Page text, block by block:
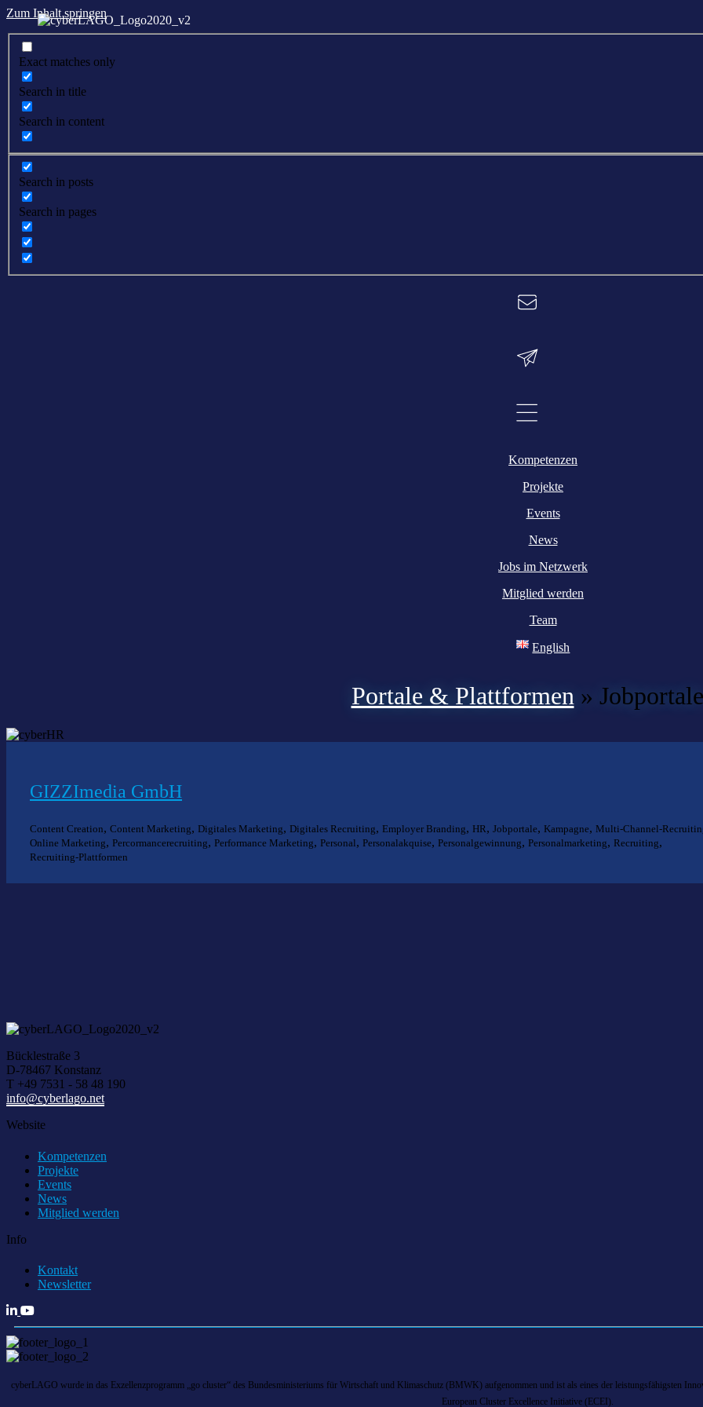
Zum Inhalt springen
Exact matches only
Search in title
Search in content
Search in posts
Search in pages
Kompetenzen
Projekte
Events
News
Jobs im Netzwerk
Mitglied werden
Team
English
Portale & Plattformen » Jobportale
GIZZImedia GmbH
Content Creation, Content Marketing, Digitales Marketing, Digitales Recruiting, Employer Branding, HR , Jobportale, Kampagne, Multi-Channel-
Online Marketing, Percormancerecruiting, Performance Marketing, Personal, Personalakquise, Personalgewinnung, Personalmarketing, Recruiting,
Recruiting-Plattformen
Bücklestraße 3
D-78467 Konstanz
T +49 7531 - 58 48 190
info@cyberlago.net
Website
Kompetenzen
Projekte
Events
News
Mitglied werden
Info
Kontakt
Newsletter
cyberLAGO wurde in das Exzellenzprogramm „go cluster“ des Bundesministeriums für Wirtschaft und Klimaschutz (BMWK) aufgenommen und ist als eines der leistungsfähigsten
European Cluster Excellence Initiative (ECEI).